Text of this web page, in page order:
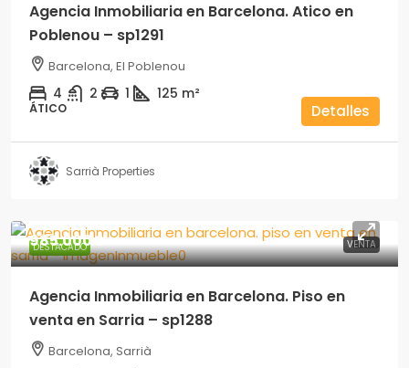
Agencia Inmobiliaria en Barcelona. Atico en
Poblenou – sp1291
Barcelona, El Poblenou
4 2 1 125 m²
ÁTICO Detalles
Sarrià Properties
DESTACADO VENTA
985.000€
Agencia Inmobiliaria en Barcelona. Piso en
venta en Sarria – sp1288
Barcelona, Sarrià